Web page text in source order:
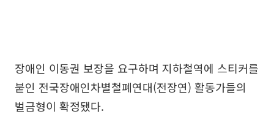
장애인 이동권 보장을 요구하며 지하철역에 스티커를
붙인 전국장애인차별철폐연대(전장연) 활동가들의
벌금형이 확정됐다.